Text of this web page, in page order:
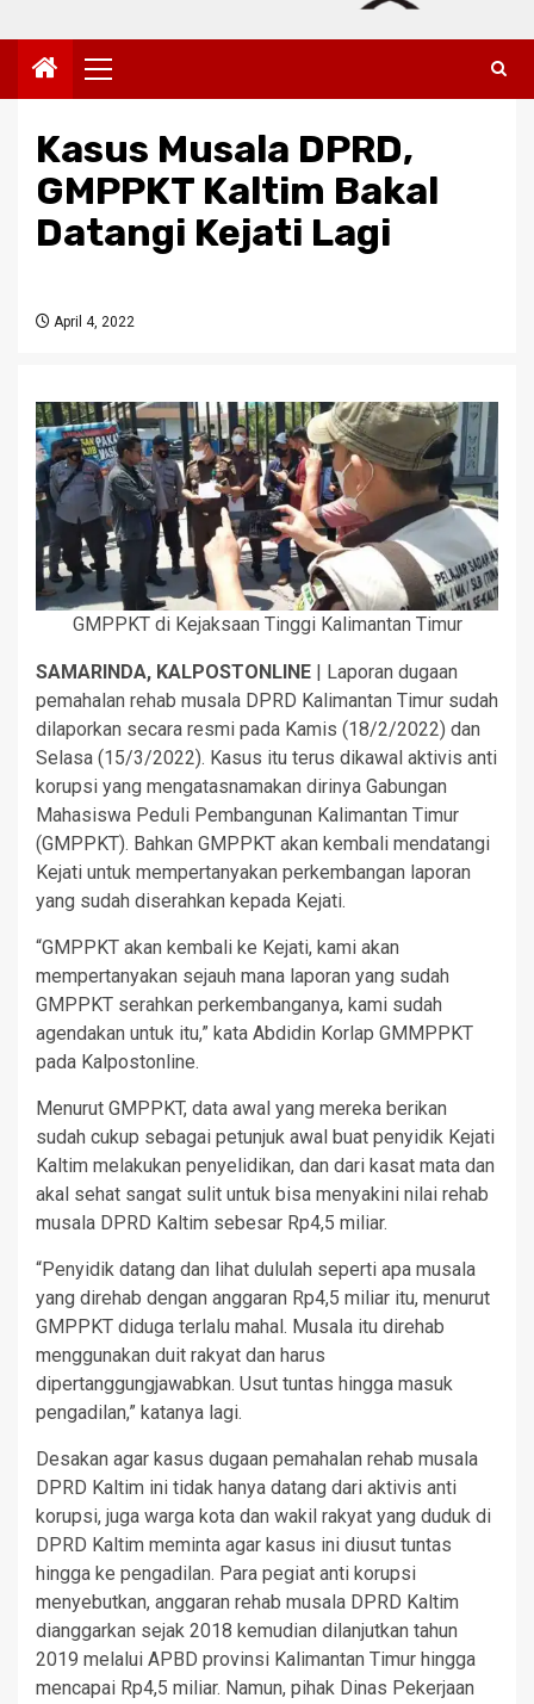
Primary
Menu
Kasus Musala DPRD,
GMPPKT Kaltim Bakal
Datangi Kejati Lagi
April 4, 2022
GMPPKT di Kejaksaan Tinggi Kalimantan Timur
SAMARINDA, KALPOSTONLINE
| Laporan dugaan
pemahalan rehab musala DPRD Kalimantan Timur sudah
dilaporkan secara resmi pada Kamis (18/2/2022) dan
Selasa (15/3/2022). Kasus itu terus dikawal aktivis anti
korupsi yang mengatasnamakan dirinya Gabungan
Mahasiswa Peduli Pembangunan Kalimantan Timur
(GMPPKT). Bahkan GMPPKT akan kembali mendatangi
Kejati untuk mempertanyakan perkembangan laporan
yang sudah diserahkan kepada Kejati.
“GMPPKT akan kembali ke Kejati, kami akan
mempertanyakan sejauh mana laporan yang sudah
GMPPKT serahkan perkembanganya, kami sudah
agendakan untuk itu,” kata Abdidin Korlap GMMPPKT
pada Kalpostonline.
Menurut GMPPKT, data awal yang mereka berikan
sudah cukup sebagai petunjuk awal buat penyidik Kejati
Kaltim melakukan penyelidikan, dan dari kasat mata dan
akal sehat sangat sulit untuk bisa menyakini nilai rehab
musala DPRD Kaltim sebesar Rp4,5 miliar.
“Penyidik datang dan lihat dululah seperti apa musala
yang direhab dengan anggaran Rp4,5 miliar itu, menurut
GMPPKT diduga terlalu mahal. Musala itu direhab
menggunakan duit rakyat dan harus
dipertanggungjawabkan. Usut tuntas hingga masuk
pengadilan,” katanya lagi.
Desakan agar kasus dugaan pemahalan rehab musala
DPRD Kaltim ini tidak hanya datang dari aktivis anti
korupsi, juga warga kota dan wakil rakyat yang duduk di
DPRD Kaltim meminta agar kasus ini diusut tuntas
hingga ke pengadilan. Para pegiat anti korupsi
menyebutkan, anggaran rehab musala DPRD Kaltim
dianggarkan sejak 2018 kemudian dilanjutkan tahun
2019 melalui APBD provinsi Kalimantan Timur hingga
mencapai Rp4,5 miliar. Namun, pihak Dinas Pekerjaan